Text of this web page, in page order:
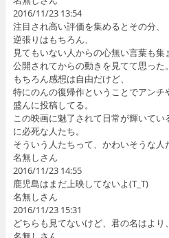
2016/11/23 13:54
注目され高い評価を集めるとその分、
逆張りはもちろん、
見てもいない人からの心無い言葉も集
公開されてからの動きを見てて思った。
もちろん感想は自由だけど、
特にのんの復帰作ということでアン
盛んに投稿してる。
この映画に魅了されて日常が輝いて
に必死な人たち。
そういう人たちって、かわいそうな人
名無しさん
2016/11/23 14:55
鹿児島はまだ上映してないよ(T_T)
名無しさん
2016/11/23 15:31
どちらも見てないけど、君の名はより